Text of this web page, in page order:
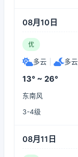
08月10日
优
多云 多云
13° ~ 26°
东南风
3-4级
08月11日